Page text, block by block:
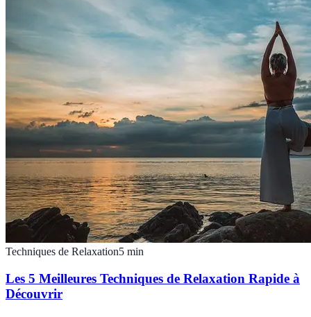
Techniques de Relaxation5 min
Les 5 Meilleures Techniques de Relaxation Rapide à
Découvrir